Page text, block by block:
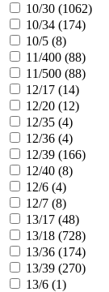
10/30 (1062)
10/34 (174)
10/5 (8)
11/400 (88)
11/500 (88)
12/17 (14)
12/20 (12)
12/35 (4)
12/36 (4)
12/39 (166)
12/40 (8)
12/6 (4)
12/7 (8)
13/17 (48)
13/18 (728)
13/36 (174)
13/39 (270)
13/6 (1)